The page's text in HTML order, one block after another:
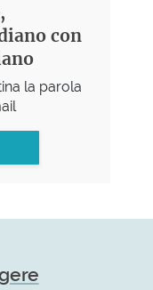
con
la parola